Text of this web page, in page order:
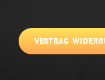
VERTRAG